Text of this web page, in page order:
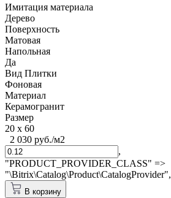
Имитация материала
Дерево
Поверхность
Матовая
Напольная
Да
Вид Плитки
Фоновая
Материал
Керамогранит
Размер
20 x 60
2 030 руб./м2
,
"PRODUCT_PROVIDER_CLASS" =>
"\Bitrix\Catalog\Product\CatalogProvider",
В корзину